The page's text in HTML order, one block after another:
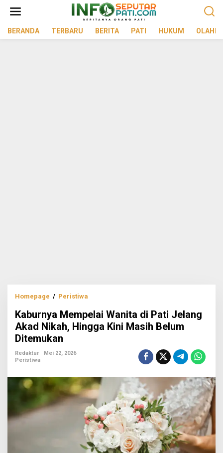
BERANDA
TERBARU BERITA PATI HUKUM
Homepage / Peristiwa
Wanita
di
Pati
Kini
Masih
Ditemukan
Kaburnya Mempelai Wanita di Pati Jelang
Akad Nikah, Hingga Kini Masih Belum
Ditemukan
Redaktur
Mei 22, 2026
Peristiwa